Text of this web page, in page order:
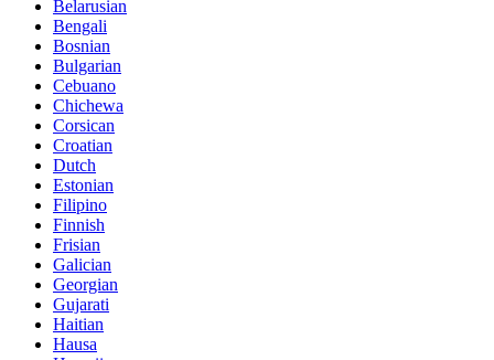
Belarusian
Bengali
Bosnian
Bulgarian
Cebuano
Chichewa
Corsican
Croatian
Dutch
Estonian
Filipino
Finnish
Frisian
Galician
Georgian
Gujarati
Haitian
Hausa